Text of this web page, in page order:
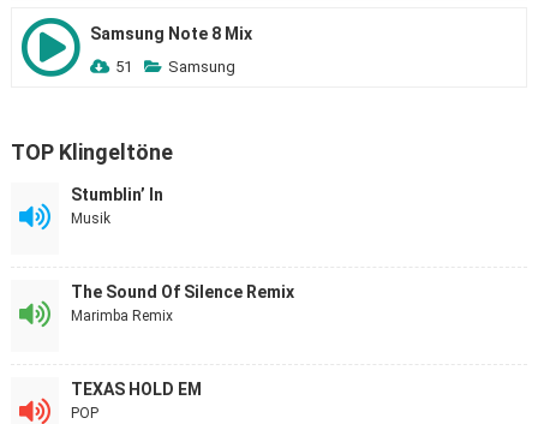
Samsung Note 8 Mix
51 Samsung
TOP Klingeltöne
Stumblin’ In
Musik
The Sound Of Silence Remix
Marimba Remix
TEXAS HOLD EM
POP